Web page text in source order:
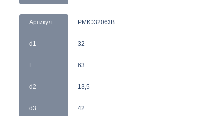
Артикул
d1
L
d2
d3
PMK032063B
32
63
13,5
42